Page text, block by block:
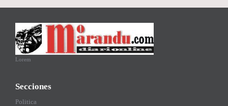
Lorem
Secciones
Politica